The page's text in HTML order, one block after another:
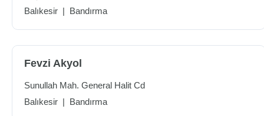
Balıkesir | Bandırma
Fevzi Akyol
Sunullah Mah. General Halit Cd
Balıkesir | Bandırma